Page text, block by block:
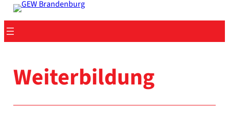
Zum
Inhalt
springen
Wei­ter­bil­dung